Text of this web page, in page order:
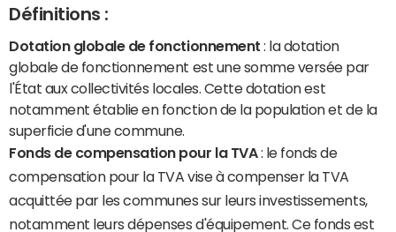
Définitions :
Dotation globale de fonctionnement : la dotation
globale de fonctionnement est une somme versée par
l'État aux collectivités locales. Cette dotation est
notamment établie en fonction de la population et de la
superficie d'une commune.
Fonds de compensation pour la TVA: le fonds de
compensation pour la TVA vise à compenser la TVA
acquittée par les communes sur leurs investissements,
notamment leurs dépenses d'équipement. Ce fonds est